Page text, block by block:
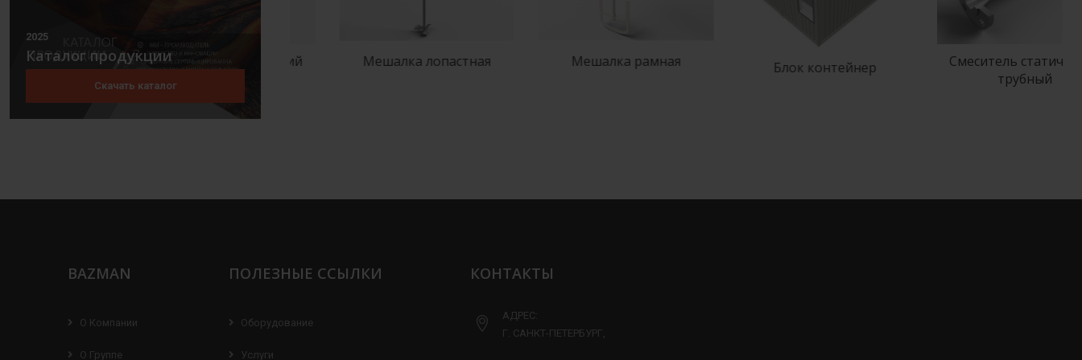
2025
Каталог продукции
Скачать каталог
Смеситель статический
Мешалка лопастная Мешалка рамная Блок контейнер
Смеситель статический
трубный
BAZMAN
О Компании
О Группе
ПОЛЕЗНЫЕ ССЫЛКИ
Оборудование
Услуги
КОНТАКТЫ
АДРЕС:
Г. САНКТ-ПЕТЕРБУРГ,